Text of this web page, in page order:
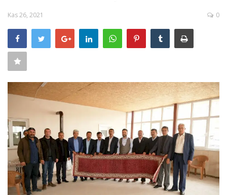
KÜLTÜR SANAT
SAĞLIK
FİRMA HABER
OTURUM AÇ
Kas 26, 2021 0